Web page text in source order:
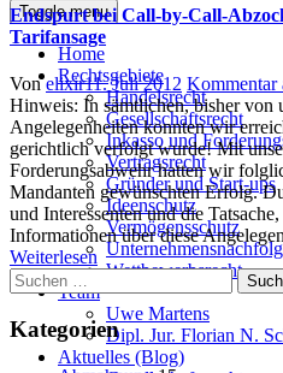
Toggle menu
Home
Rechtsgebiete
Handelsrecht
Gesellschaftsrecht
Inkasso und
Vertragsrecht
Gründer und Start-ups
Ideenschutz
Vermögensschutz
Wettbewerbsrecht
Team
Uwe Martens
Dipl. Jur. Florian N.
Aktuelles (Blog)
Endspurt bei Call-by-Call-
Tarifansage
Author
VonelixirPosted
on
11. Juli 2012 Kommentar
Hinweis: In sämtlichen, bisher von
Angelegenheiten konnten wir
gerichtlich verfolgt wurde! Mit
Forderungsabwehr hatten wir
Mandanten gewünschten Erfolg.
und Interessenten und die
Informationen über diese
Weiterlesen
Suchen
nach:
Kategorien